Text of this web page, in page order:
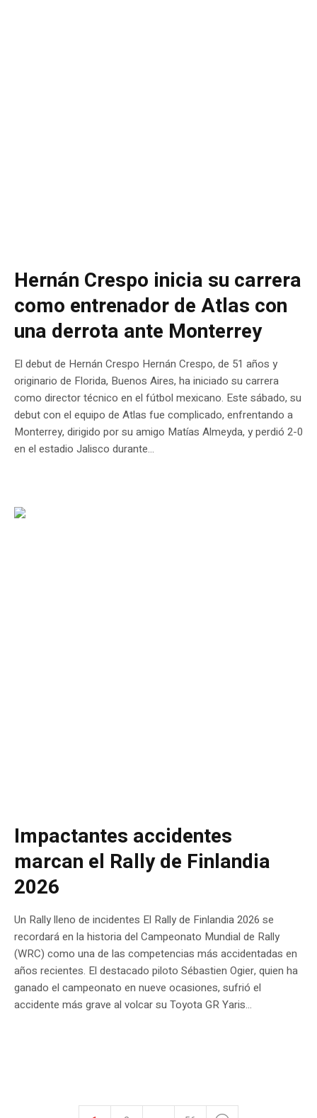
Hernán Crespo inicia su carrera
como entrenador de Atlas con
una derrota ante Monterrey
El debut de Hernán Crespo Hernán Crespo, de 51 años y
originario de Florida, Buenos Aires, ha iniciado su carrera
como director técnico en el fútbol mexicano. Este sábado, su
debut con el equipo de Atlas fue complicado, enfrentando a
Monterrey, dirigido por su amigo Matías Almeyda, y perdió 2-0
en el estadio Jalisco durante...
Impactantes accidentes
marcan el Rally de Finlandia
2026
Un Rally lleno de incidentes El Rally de Finlandia 2026 se
recordará en la historia del Campeonato Mundial de Rally
(WRC) como una de las competencias más accidentadas en
años recientes. El destacado piloto Sébastien Ogier, quien ha
ganado el campeonato en nueve ocasiones, sufrió el
accidente más grave al volcar su Toyota GR Yaris...